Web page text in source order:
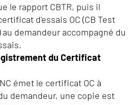
le rapport CBTR, puis il
d'essais OC (CB Test
demandeur accompagné du
du Certificat
émet le certificat OC à
demandeur, une copie est